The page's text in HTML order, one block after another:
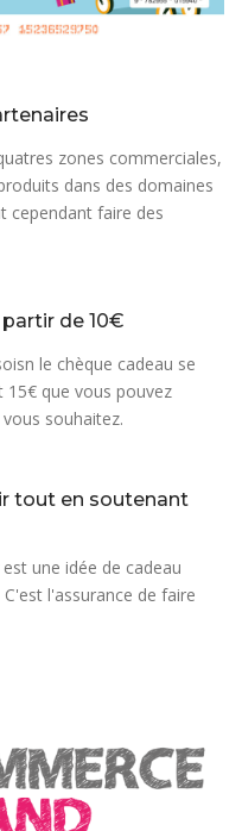
zones commerciales,
dans des domaines
cependant faire des
de 10€
le chèque cadeau se
15€ que vous pouvez
souhaitez.
tout en soutenant
une idée de cadeau
l'assurance de faire